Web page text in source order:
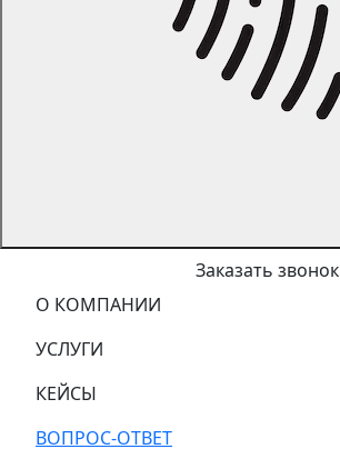
Заказать звонок
О КОМПАНИИ
УСЛУГИ
КЕЙСЫ
ВОПРОС-ОТВЕТ